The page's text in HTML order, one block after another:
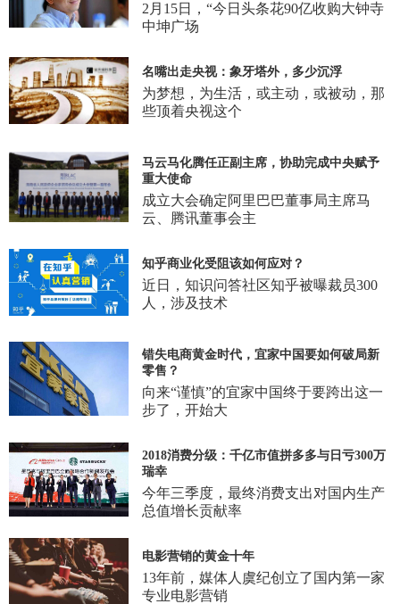
2月15日，“今日头条花90亿收购大钟寺
中坤广场
名嘴出走央视：象牙塔外，多少沉浮
为梦想，为生活，或主动，或被动，那
些顶着央视这个
马云马化腾任正副主席，协助完成中央赋予
重大使命
成立大会确定阿里巴巴董事局主席马
云、腾讯董事会主
知乎商业化受阻该如何应对？
近日，知识问答社区知乎被曝裁员300
人，涉及技术
错失电商黄金时代，宜家中国要如何破局新
零售？
向来“谨慎”的宜家中国终于要跨出这一
步了，开始大
2018消费分级：千亿市值拼多多与日亏300万
瑞幸
今年三季度，最终消费支出对国内生产
总值增长贡献率
电影营销的黄金十年
13年前，媒体人虞纪创立了国内第一家
专业电影营销